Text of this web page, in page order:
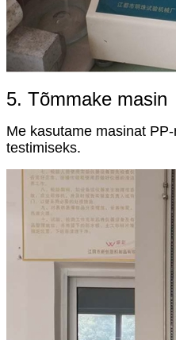
5. Tõmmake masin
Me kasutame masinat
testimiseks.